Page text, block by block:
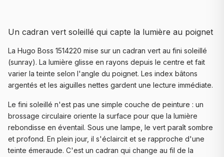
Un cadran vert soleillé qui capte la lumière au poignet
La Hugo Boss 1514220 mise sur un cadran vert au fini soleillé
(sunray). La lumière glisse en rayons depuis le centre et fait
varier la teinte selon l'angle du poignet. Les index bâtons
argentés et les aiguilles nettes gardent une lecture immédiate.
Le fini soleillé n'est pas une simple couche de peinture : un
brossage circulaire oriente la surface pour que la lumière
rebondisse en éventail. Sous une lampe, le vert paraît sombre
et profond. En plein jour, il s'éclaircit et se rapproche d'une
teinte émeraude. C'est un cadran qui change au fil de la